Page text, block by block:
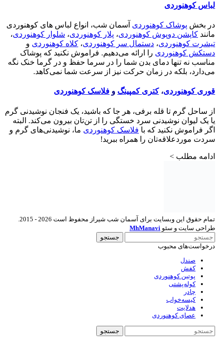
لباس کوهنوردی
در بخش پوشاک کوهنوردی آسمان شب، انواع لباس های کوهنوردی
مانند کاپشن دوپوش کوهنوردی، پلار کوهنوردی، شلوار کوهنوردی،
تیشرت کوهنوردی، دستمال سر کوهنوردی، کلاه کوهنوردی و
دستکش کوهنوردی را ارائه می‌دهیم. فراموش نکنید که پوشاک
مناسب نه تنها دمای بدن شما را در سرما حفظ و در گرما خنک نگه
می‌دارد، بلکه در زمان حرکت نیز از سرعت شما نمی‌کاهد.
قوری کوهنوردی، کتری کمپینگ و فلاسک کوهنوردی
از ساحل گرم تا قله برفی، هر جا که باشید، یک فنجان نوشیدنی گرم
یا یک لیوان نوشیدنی سرد خستگی را از تن‌تان بیرون می‌کند. البته
اگر فراموش نکنید که با فلاسک کوهنوردی ما، نوشیدنی‌های گرم و
سردت موردعلاقه‌تان را همراه ببرید!
ادامه مطلب >
طراحی سایت و سئو MhManavi
جستجو
درخواست‌های محبوب
صندل
کفش
پوتین کوهنوردی
کوله‌پشتی
چادر
کیسه‌خواب
هدلایت
عصای کوهنوردی
جستجو